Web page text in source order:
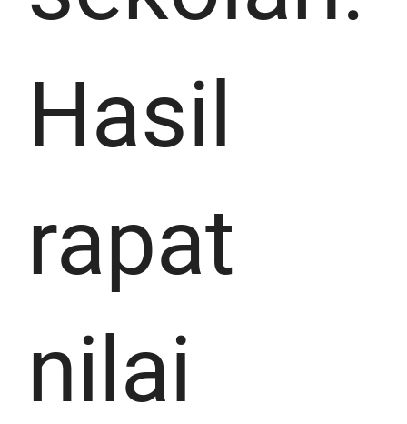
Hasil
rapat
nilai